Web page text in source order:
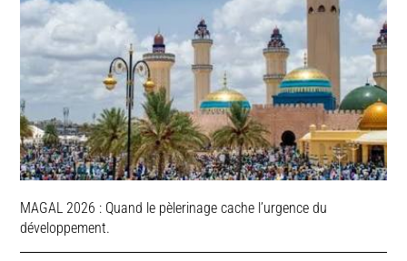
MAGAL 2026 : Quand le pèlerinage cache l’urgence du
développement.